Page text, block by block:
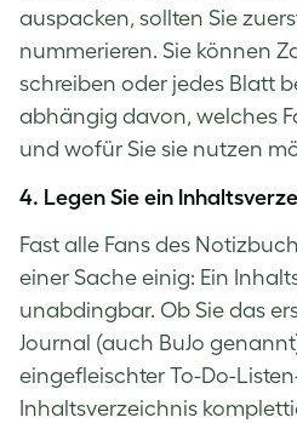
auspacken, sollten Sie
nummerieren. Sie können
schreiben oder jedes Blatt
abhängig davon, welches
und wofür Sie sie nutzen
4. Legen Sie ein
Fast alle Fans des
einer Sache einig: Ein
unabdingbar. Ob Sie das
Journal (auch BuJo
eingefleischter To-Do-
Inhaltsverzeichnis